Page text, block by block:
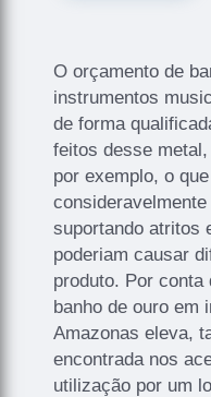
O orçamento de
instrumentos
de forma
feitos desse
por exemplo, o
suportando atritos
poderiam causar
produto. Por
banho de ouro em
Amazonas eleva,
encontrada nos
utilização por um